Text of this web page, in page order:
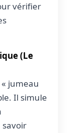
vérifier
(Le
jumeau
Il simule